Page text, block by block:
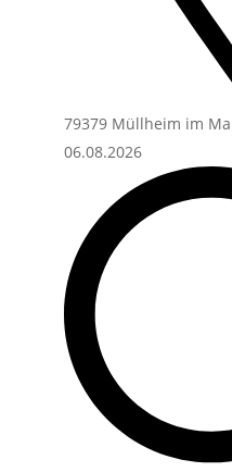
79379 Müllheim im
06.08.2026